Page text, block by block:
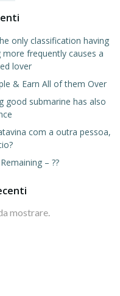
only classification having
frequently causes a
lover
& Earn All of them Over
good submarine has also
com a outra pessoa,
– ??
mostrare.